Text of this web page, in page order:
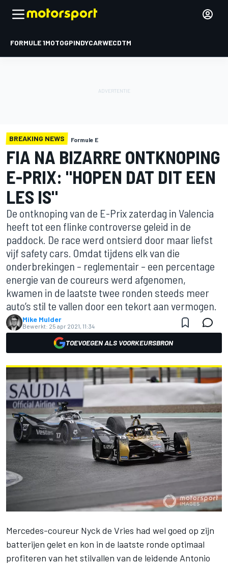
FORMULE 1MOTOGPINDYCARWECDTM
BREAKING NEWS Formule E
FIA NA BIZARRE ONTKNOPING
E-PRIX: "HOPEN DAT DIT EEN
LES IS"
De ontknoping van de E-Prix zaterdag in Valencia
heeft tot een flinke controverse geleid in de
paddock. De race werd ontsierd door maar liefst
vijf safety cars. Omdat tijdens elk van die
onderbrekingen – reglementair – een percentage
energie van de coureurs werd afgenomen,
kwamen in de laatste twee ronden steeds meer
auto’s stil te vallen door een tekort aan vermogen.
Mike Mulder
Bewerkt: 25 apr 2021, 11:34
TOEVOEGEN ALS VOORKEURSBRON
Mercedes-coureur Nyck de Vries had wel goed op zijn
batterijen gelet en kon in de laatste ronde optimaal
profiteren van het stilvallen van de leidende Antonio